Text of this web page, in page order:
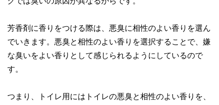
芳香剤に香りをつける際は、悪臭に相性のよい香りを選ん
でいきます。悪臭と相性のよい香りを選択することで、嫌
な臭いをよい香りとして感じられるようにしているので
す。
つまり、トイレ用にはトイレの悪臭と相性のよい香りを、